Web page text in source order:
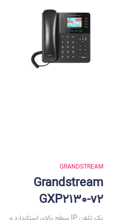
GRANDSTREAM
Grandstream
GXP2130-v2
یک تلفن IP سطح بالای استاندارد و